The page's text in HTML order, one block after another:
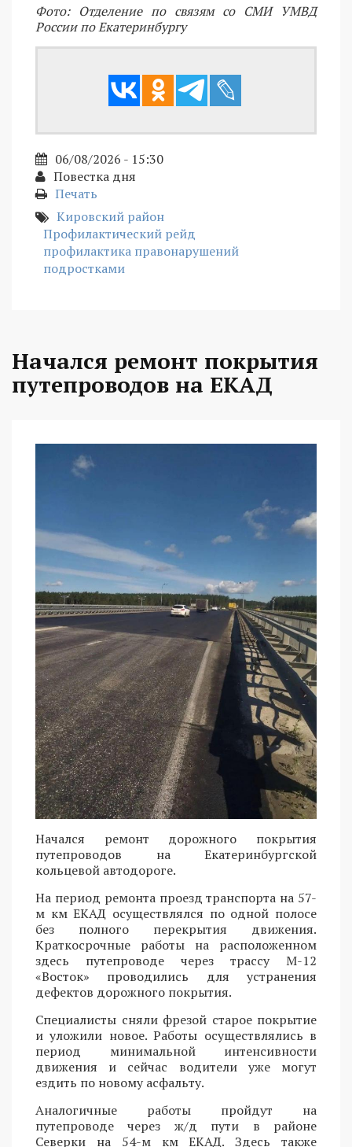
Фото: Отделение по связям со СМИ УМВД
России по Екатеринбургу
06/08/2026 - 15:30
Повестка дня
Печать
Кировский район
Профилактический рейд
профилактика правонарушений
подростками
Начался ремонт покрытия
путепроводов на ЕКАД
Начался ремонт дорожного покрытия
путепроводов на Екатеринбургской
кольцевой автодороге.
На период ремонта проезд транспорта на 57-
м км ЕКАД осуществлялся по одной полосе
без полного перекрытия движения.
Краткосрочные работы на расположенном
здесь путепроводе через трассу М-12
«Восток» проводились для устранения
дефектов дорожного покрытия.
Специалисты сняли фрезой старое покрытие
и уложили новое. Работы осуществлялись в
период минимальной интенсивности
движения и сейчас водители уже могут
ездить по новому асфальту.
Аналогичные работы пройдут на
путепроводе через ж/д пути в районе
Северки на 54-м км ЕКАД. Здесь также